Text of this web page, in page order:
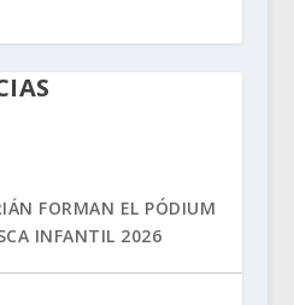
FORMAN EL PÓDIUM
INFANTIL 2026